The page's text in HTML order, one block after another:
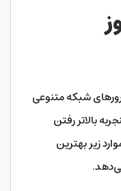
شبکه متنوعی
بالاتر رفتن
زیر بهترین